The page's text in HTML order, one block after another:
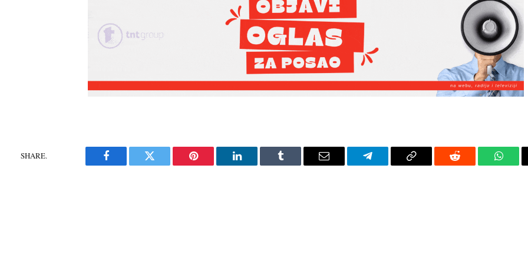
SHARE.
Facebook Twitter Pinterest LinkedIn Tumblr Email Telegram Copy
Reddit